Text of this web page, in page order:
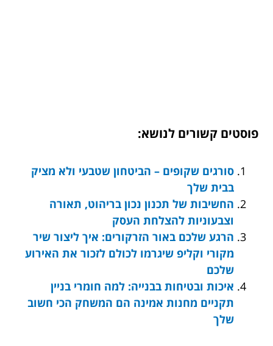
פוסטים קשורים לנושא:
סורגים שקופים – הביטחון שטבעי ולא מציק
בבית שלך
החשיבות של תכנון נכון בריהוט, תאורה
וצבעוניות להצלחת העסק
הרגע שלכם באור הזרקורים: איך ליצור שיר
מקורי וקליפ שיגרמו לכולם לזכור את האירוע
שלכם
איכות ובטיחות בבנייה: למה חומרי בניין
תקניים מחנות אמינה הם המשחק הכי חשוב
שלך